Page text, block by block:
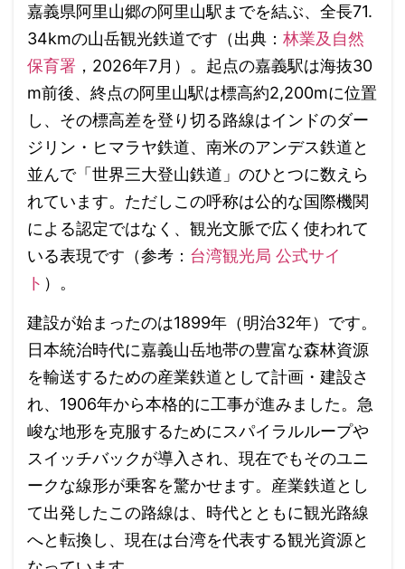
嘉義県阿里山郷の阿里山駅までを結ぶ、全長71.
34kmの山岳観光鉄道です（出典： 林業及自然
保育署 ，2026年7月）。起点の嘉義駅は海抜30
m前後、終点の阿里山駅は標高約2,200mに位置
し、その標高差を登り切る路線はインドのダー
ジリン・ヒマラヤ鉄道、南米のアンデス鉄道と
並んで「世界三大登山鉄道」のひとつに数えら
れています。ただしこの呼称は公的な国際機関
による認定ではなく、観光文脈で広く使われて
いる表現です（参考： 台湾観光局 公式サイ
ト ）。
建設が始まったのは1899年（明治32年）です。
日本統治時代に嘉義山岳地帯の豊富な森林資源
を輸送するための産業鉄道として計画・建設さ
れ、1906年から本格的に工事が進みました。急
峻な地形を克服するためにスパイラルループや
スイッチバックが導入され、現在でもそのユニ
ークな線形が乗客を驚かせます。産業鉄道とし
て出発したこの路線は、時代とともに観光路線
へと転換し、現在は台湾を代表する観光資源と